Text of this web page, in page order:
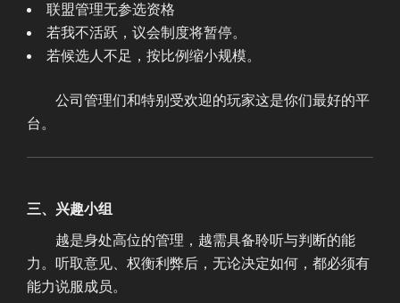
联盟管理无参选资格
若我不活跃，议会制度将暂停。
若候选人不足，按比例缩小规模。
公司管理们和特别受欢迎的玩家这是你们最好的平
台。
三、兴趣小组
越是身处高位的管理，越需具备聆听与判断的能
力。听取意见、权衡利弊后，无论决定如何，都必须有
能力说服成员。